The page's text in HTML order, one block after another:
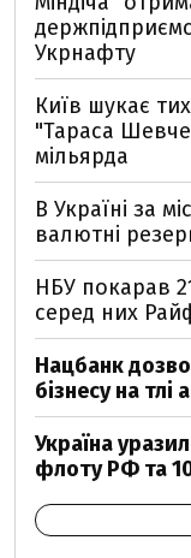
Укрнафту
Київ шукає
"Тараса
мільярда
В Україні за
валютні
НБУ покарав
серед них
Нацбанк
бізнесу на тлі
Україна
флоту РФ та